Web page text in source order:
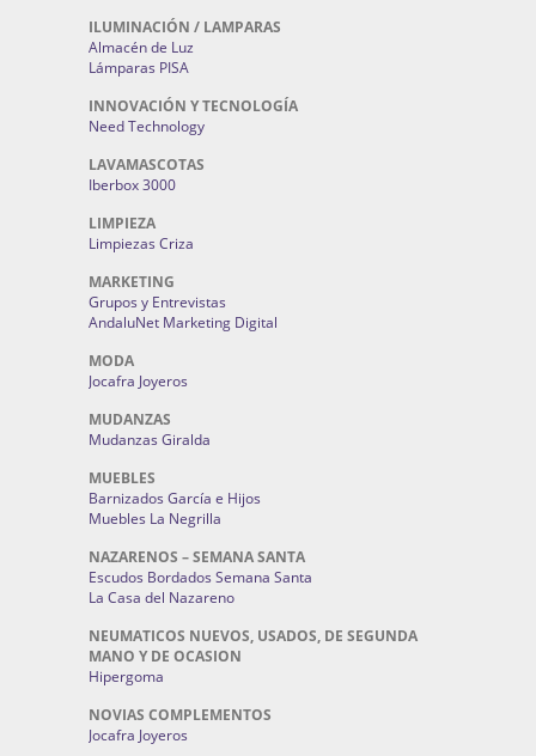
ILUMINACIÓN / LAMPARAS
Almacén de Luz
Lámparas PISA
INNOVACIÓN Y TECNOLOGÍA
Need Technology
LAVAMASCOTAS
Iberbox 3000
LIMPIEZA
Limpiezas Criza
MARKETING
Grupos y Entrevistas
AndaluNet Marketing Digital
MODA
Jocafra Joyeros
MUDANZAS
Mudanzas Giralda
MUEBLES
Barnizados García e Hijos
Muebles La Negrilla
NAZARENOS – SEMANA SANTA
Escudos Bordados Semana Santa
La Casa del Nazareno
NEUMATICOS NUEVOS, USADOS, DE SEGUNDA
MANO Y DE OCASION
Hipergoma
NOVIAS COMPLEMENTOS
Jocafra Joyeros